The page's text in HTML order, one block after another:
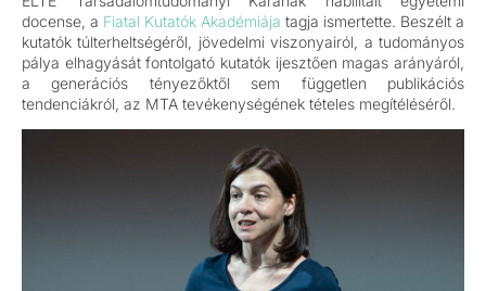
docense, a Fiatal Kutatók Akadémiája tagja ismertette. Beszélt a
kutatók túlterheltségéről, jövedelmi viszonyairól, a tudományos
pálya elhagyását fontolgató kutatók ijesztően magas arányáról,
a generációs tényezőktől sem független publikációs
tendenciákról, az MTA tevékenységének tételes megítéléséről.